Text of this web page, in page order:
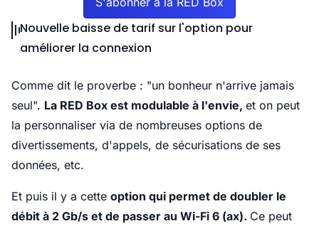
Nouvelle baisse de tarif sur l'option pour
améliorer la connexion
Comme dit le proverbe : "un bonheur n'arrive jamais
seul". La RED Box est modulable à l'envie, et on peut
la personnaliser via de nombreuses options de
divertissements, d'appels, de sécurisations de ses
données, etc.
Et puis il y a cette option qui permet de doubler le
débit à 2 Gb/s et de passer au Wi-Fi 6 (ax). Ce peut